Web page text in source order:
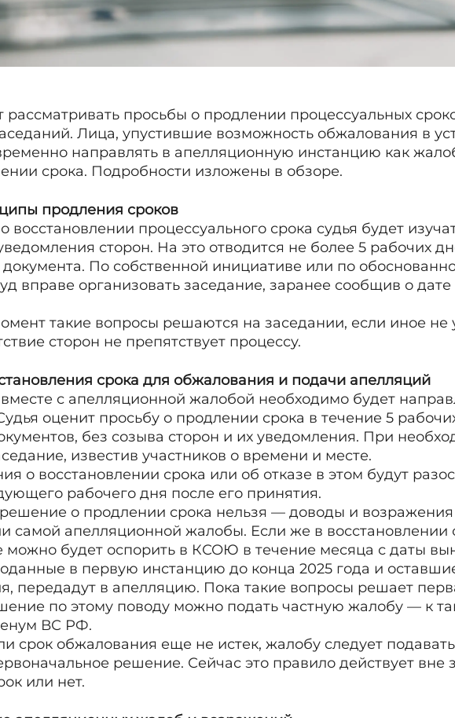
рассматривать просьбы о продлении процессуальных
Лица, упустившие возможность обжалования в
направлять в апелляционную инстанцию как
срока. Подробности изложены в обзоре.
продления сроков
восстановлении процессуального срока судья будет
сторон. На это отводится не более 5 рабочих
документа. По собственной инициативе или по
вправе организовать заседание, заранее сообщив о дате
такие вопросы решаются на заседании, если иное не
сторон не препятствует процессу.
срока для обжалования и подачи апелляций
с апелляционной жалобой необходимо будет
оценит просьбу о продлении срока в течение 5
без созыва сторон и их уведомления. При
известив участников о времени и месте.
о восстановлении срока или об отказе в этом будут
рабочего дня после его принятия.
о продлении срока нельзя — доводы и возражения
самой апелляционной жалобы. Если же в восстановлении
можно будет оспорить в КСОЮ в течение месяца с даты
в первую инстанцию до конца 2025 года и
передадут в апелляцию. Пока такие вопросы решает
по этому поводу можно подать частную жалобу — к
ВС РФ.
срок обжалования еще не истек, жалобу следует
решение. Сейчас это правило действует вне
или нет.